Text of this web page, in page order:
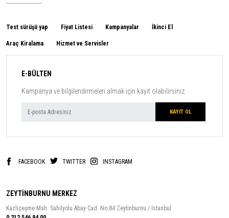
Test sürüşü yap Fiyat Listesi Kampanyalar İkinci El
Araç Kiralama Hizmet ve Servisler
E-BÜLTEN
Kampanya ve bilgilendirmeleri almak için kayıt olabilirsiniz.
FACEBOOK TWITTER INSTAGRAM
ZEYTİNBURNU MERKEZ
Kazlıçeşme Mah. Sahilyolu Abay Cad. No:84 Zeytinburnu / İstanbul